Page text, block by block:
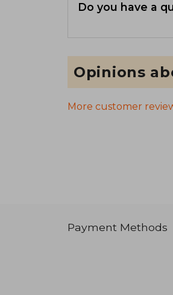
Do you have a
Opinions
More customer
Payment Methods